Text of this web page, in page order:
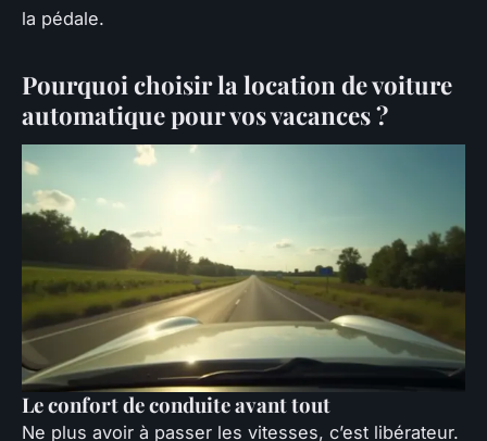
la pédale.
Pourquoi choisir la location de voiture
automatique pour vos vacances ?
Le confort de conduite avant tout
Ne plus avoir à passer les vitesses, c’est libérateur.